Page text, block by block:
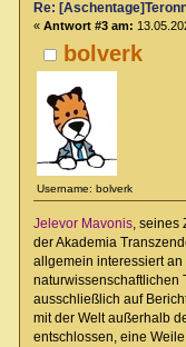
bolverk
Username: bolverk
Re:
« Antwort #3 am:
Jelevor Mavonis, seines
der Akademia
allgemein interessiert
naturwissenschaftlichen
ausschließlich auf
mit der Welt außerhalb
entschlossen, eine